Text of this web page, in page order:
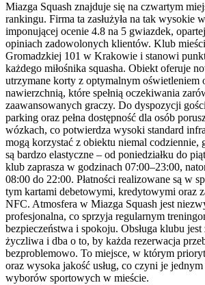
Miazga Squash znajduje się na czwartym
rankingu. Firma ta zasłużyła na tak wysokie
imponującej ocenie 4.8 na 5 gwiazdek,
opiniach zadowolonych klientów. Klub
Gromadzkiej 101 w Krakowie i stanowi
każdego miłośnika squasha. Obiekt oferuje
utrzymane korty z optymalnym oświetleniem
nawierzchnią, które spełnią oczekiwania
zaawansowanych graczy. Do dyspozycji
parking oraz pełna dostępność dla osób
wózkach, co potwierdza wysoki standard
mogą korzystać z obiektu niemal codziennie,
są bardzo elastyczne – od poniedziałku do
klub zaprasza w godzinach 07:00–23:00,
08:00 do 22:00. Płatności realizowane są w
tym kartami debetowymi, kredytowymi oraz
NFC. Atmosfera w Miazga Squash jest
profesjonalna, co sprzyja regularnym
bezpieczeństwa i spokoju. Obsługa klubu jest
życzliwa i dba o to, by każda rezerwacja
bezproblemowo. To miejsce, w którym
oraz wysoka jakość usług, co czyni je
wyborów sportowych w mieście.